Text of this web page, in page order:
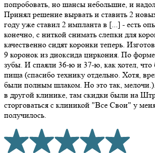
попробовать, но шансы небольшие, и
Принял решение вырвать и ставить 2
году уже ставил 2 импланта в [...] - есть
конечно, с ниткой снимать слепки для
качественно сидят коронки теперь.
9 коронок из диоксида циркония​. По
зубы. И спаяли 36-ю и 37-ю, как хотел, что
пища (спасибо технику отдельно. Хотя,
были полным шлаком. Но это так,
в другой клинике, там скидки были на
сторговаться с клиникой "Все Свои" у
получилось.